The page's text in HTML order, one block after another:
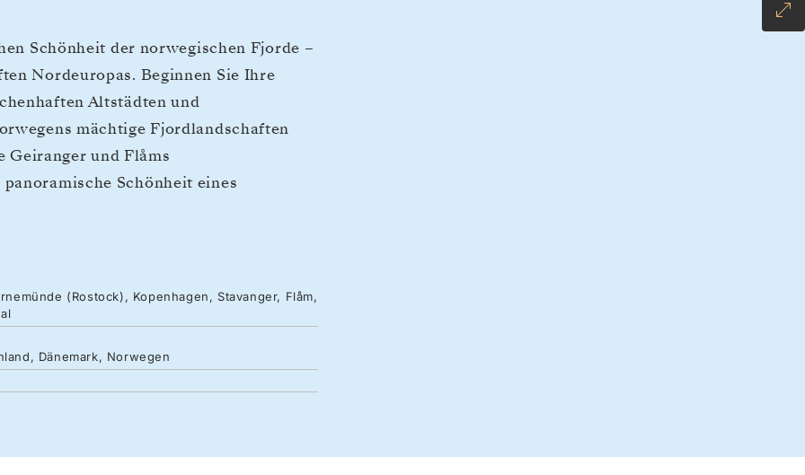
Schönheit der norwegischen Fjorde –
Nordeuropas. Beginnen Sie Ihre
Altstädten und
mächtige Fjordlandschaften
Geiranger und Flåms
Schönheit eines
(Rostock), Kopenhagen, Stavanger, Flåm,
Dänemark, Norwegen